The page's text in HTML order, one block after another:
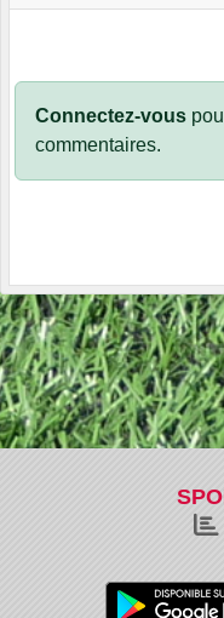
Connectez-vous
commentaires.